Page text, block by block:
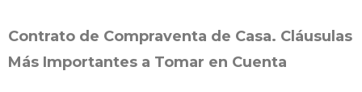
Contrato de Compraventa de Casa. Cláusulas
Más Importantes a Tomar en Cuenta